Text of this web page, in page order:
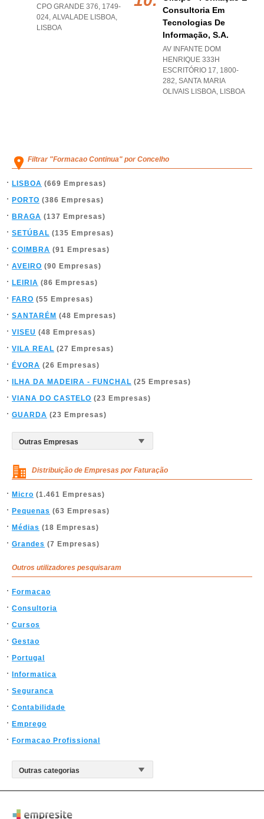
CPO GRANDE 376, 1749-
024, ALVALADE LISBOA,
LISBOA
Consultoria Em
Tecnologias De
Informação, S.a.
AV INFANTE DOM
HENRIQUE 333H
ESCRITÓRIO 17, 1800-
282, SANTA MARIA
OLIVAIS LISBOA, LISBOA
Filtrar "Formacao Continua" por Concelho
LISBOA (669 Empresas)
PORTO (386 Empresas)
BRAGA (137 Empresas)
SETÚBAL (135 Empresas)
COIMBRA (91 Empresas)
AVEIRO (90 Empresas)
LEIRIA (86 Empresas)
FARO (55 Empresas)
SANTARÉM (48 Empresas)
VISEU (48 Empresas)
VILA REAL (27 Empresas)
ÉVORA (26 Empresas)
ILHA DA MADEIRA - FUNCHAL (25 Empresas)
VIANA DO CASTELO (23 Empresas)
GUARDA (23 Empresas)
Distribuição de Empresas por Faturação
Micro (1.461 Empresas)
Pequenas (63 Empresas)
Médias (18 Empresas)
Grandes (7 Empresas)
Outros utilizadores pesquisaram
Formacao
Consultoria
Cursos
Gestao
Portugal
Informatica
Seguranca
Contabilidade
Emprego
Formacao Profissional